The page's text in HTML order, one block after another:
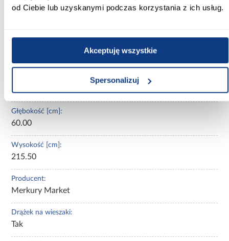
od Ciebie lub uzyskanymi podczas korzystania z ich usług.
Akceptuję wszystkie
Spersonalizuj
do trudnego do aranżacji pomieszczenia w zależności od potrzeb.
Warto więc zapoznać się z całą ofertą i wybrać swoją wymarzoną
Głębokość [cm]:
60.00
Wysokość [cm]:
215.50
Producent:
Merkury Market
Drążek na wieszaki:
Tak